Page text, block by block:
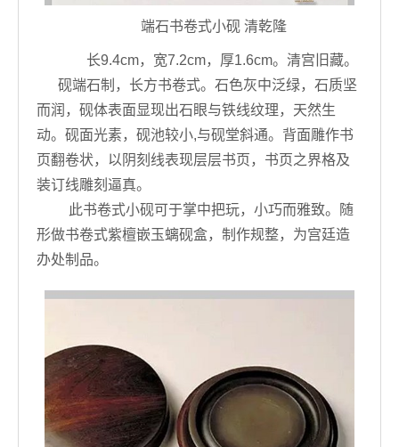
端石书卷式小砚 清乾隆
长9.4cm，宽7.2cm，厚1.6cm。清宫旧藏。
砚端石制，长方书卷式。石色灰中泛绿，石质坚
而润，砚体表面显现出石眼与铁线纹理，天然生
动。砚面光素，砚池较小,与砚堂斜通。背面雕作书
页翻卷状，以阴刻线表现层层书页，书页之界格及
装订线雕刻逼真。
此书卷式小砚可于掌中把玩，小巧而雅致。随
形做书卷式紫檀嵌玉螭砚盒，制作规整，为宫廷造
办处制品。